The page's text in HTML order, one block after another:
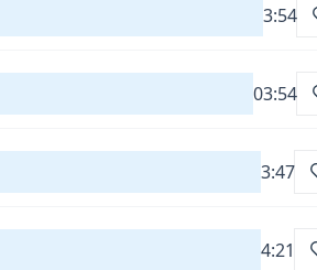
3:54
03:54
3:47
4:21